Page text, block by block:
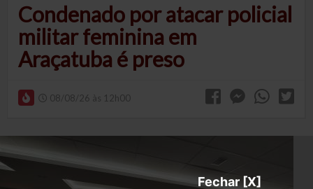
Fechar [X]
Condenado por atacar policial
militar feminina em
Araçatuba é preso
08/08/26 às 12h00